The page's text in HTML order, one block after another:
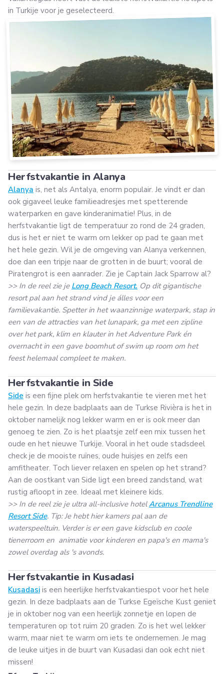
in Turkije voor je geselecteerd.
Herfstvakantie in Alanya
Alanya is, net als Antalya, enorm populair. Je vindt er dan
ook gigaveel leuke familieadresjes met spetterende
waterparken en gave kinderanimatie! Plus, in de
herfstvakantie ligt de temperatuur zo rond de 24 graden,
dus is het er niet te warm om lekker op pad te gaan met
het hele gezin. Wil je de omgeving van Alanya verkennen,
doe dan een tripje naar de grotten in de buurt; vooral de
Piratengrot is een aanrader. Zie je Captain Jack Sparrow al?
>> In de reel zie je Long Beach Resort. Op dit gigantische
resort pal aan het strand vind je álles voor een
familievakantie. Spetter in het waanzinnige waterpark, stap in
een van de attracties van het lunapark, ga met een zipline
over het park, klim en klauter in het Adventure Park én
overnacht in een gave boomhut of swim up room om het
feest helemaal compleet te maken.
Herfstvakantie in Side
Side is een fijne plek om herfstvakantie te vieren met het
hele gezin. In deze badplaats aan de Turkse Rivièra is het in
oktober namelijk nog lekker warm en er is ook meer dan
genoeg te zien. Zo is het plaatsje zelf een mix tussen het
oude en het nieuwe Turkije. Vooral in het oude stadsdeel
check je de mooiste ruïnes, oude huisjes en zelfs een
amfitheater. Toch liever relaxen en spelen op het strand?
Aan de oostkant van Side ligt een breed zandstand, wat
rustig afloopt in zee. Ideaal met kleinere kids.
>> In de reel zie je ultra all-inclusive hotelArcanus Trendline
Resort Side. Tip: Je hebt hier kamers pal aan de
waterspeeltuin. Verder is er een gave kidsclub en coole
tienerroom en animatie voor kinderen en papa's en mama's
zowel overdag als 's avonds.
Herfstvakantie in Kusadasi
Kusadasi is een heerlijke herfstvakantiespot voor het hele
gezin. In deze badplaats aan de Turkse Egeïsche Kust geniet
je in oktober nog van een heerlijk zonnetje en lopen de
temperaturen op tot ruim 20 graden. Zo is het wel lekker
warm, maar niet te warm om iets te ondernemen. Je mag
de leuke uitjes in de buurt van Kusadasi dan ook echt niet
missen!